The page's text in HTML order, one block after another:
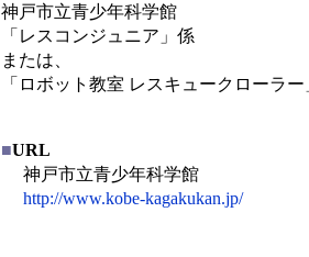
神戸市立青少年科学館
「レスコンジュニア」係
または、
「ロボット教室 レスキュークローラ
■URL
神戸市立青少年科学館
http://www.kobe-kagakukan.jp/